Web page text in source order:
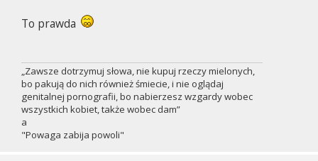
To prawda
„Zawsze dotrzymuj słowa, nie kupuj rzeczy mielonych,
bo pakują do nich również śmiecie, i nie oglądaj
genitalnej pornografii, bo nabierzesz wzgardy wobec
wszystkich kobiet, także wobec dam”
a
"Powaga zabija powoli"